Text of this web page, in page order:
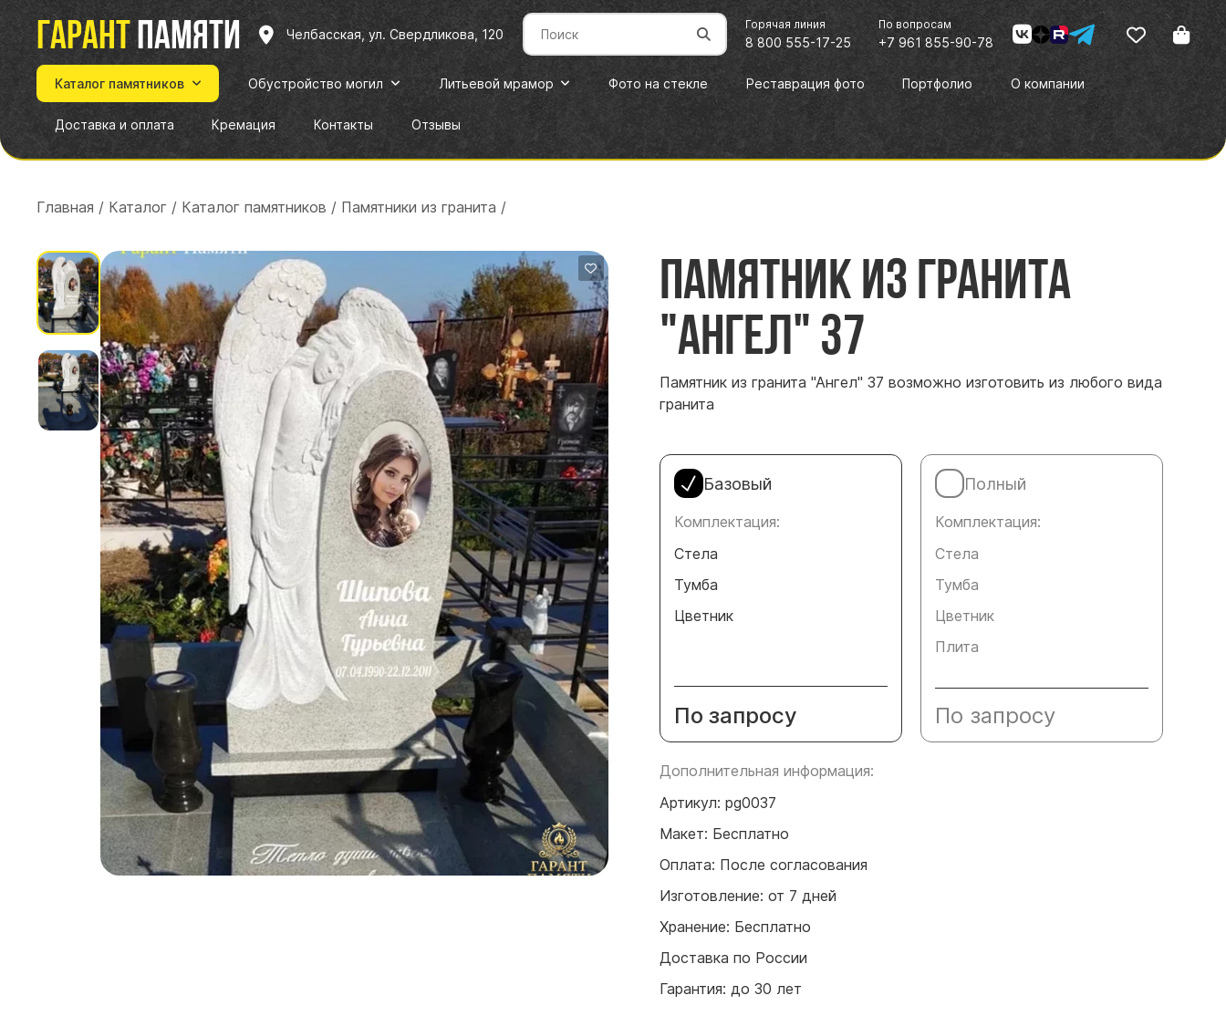
Гарантпамяти Челбасская, ул. Свердликова, 120
Горячая линия
8 800 555-17-25
По вопросам
+7 961 855-90-78
Каталог памятников Обустройство могил Литьевой мрамор Фото на стекле Реставрация фото Портфолио О компании
Доставка и оплата Кремация Контакты Отзывы
Главная / Каталог / Каталог памятников / Памятники из гранита /
Памятник из гранита
"Ангел" 37
Памятник из гранита "Ангел" 37 возможно изготовить из любого вида
гранита
Базовый
Комплектация:
Стела
Тумба
Цветник
По запросу
Полный
Комплектация:
Стела
Тумба
Цветник
Плита
По запросу
Дополнительная информация:
Артикул: pg0037
Макет: Бесплатно
Оплата: После согласования
Изготовление: от 7 дней
Хранение: Бесплатно
Доставка по России
Гарантия: до 30 лет